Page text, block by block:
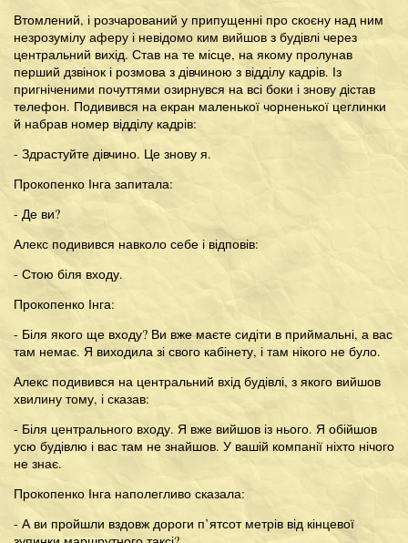
Втомлений, і розчарований у припущенні про скоєну над ним
незрозумілу аферу і невідомо ким вийшов з будівлі через
центральний вихід. Став на те місце, на якому пролунав
перший дзвінок і розмова з дівчиною з відділу кадрів. Із
пригніченими почуттями озирнувся на всі боки і знову дістав
телефон. Подивився на екран маленької чорненької цеглинки
й набрав номер відділу кадрів:
- Здрастуйте дівчино. Це знову я.
Прокопенко Інга запитала:
- Де ви?
Алекс подивився навколо себе і відповів:
- Стою біля входу.
Прокопенко Інга:
- Біля якого ще входу? Ви вже маєте сидіти в приймальні, а вас
там немає. Я виходила зі свого кабінету, і там нікого не було.
Алекс подивився на центральний вхід будівлі, з якого вийшов
хвилину тому, і сказав:
- Біля центрального входу. Я вже вийшов із нього. Я обійшов
усю будівлю і вас там не знайшов. У вашій компанії ніхто нічого
не знає.
Прокопенко Інга наполегливо сказала:
- А ви пройшли вздовж дороги п’ятсот метрів від кінцевої